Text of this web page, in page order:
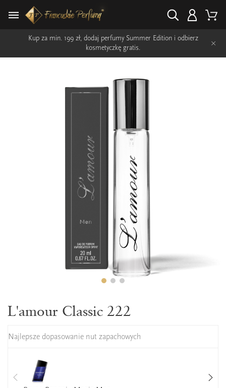
Kup za min. 199 zł, dodaj perfumy Summer Edition i odbierz
kosmetyczkę gratis.
×
L'amour Classic 222
Najlepsze dopasowanie nut zapachowych